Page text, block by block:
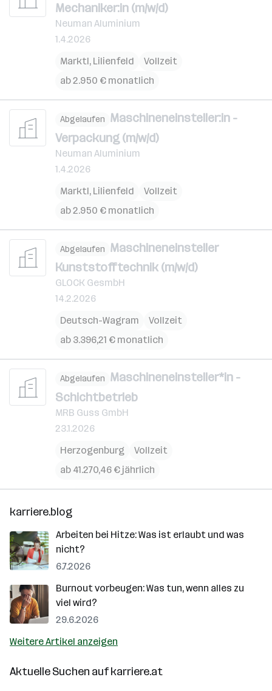
Mechaniker:in (m/w/d)
Neuman Aluminium
1.4.2026
Marktl, Lilienfeld
Vollzeit
ab 2.950 € monatlich
Abgelaufen Maschineneinsteller:in -
Verpackung (m/w/d)
Neuman Aluminium
1.4.2026
Marktl, Lilienfeld
Vollzeit
ab 2.950 € monatlich
Abgelaufen Maschineneinsteller
Kunststofftechnik (m/w/d)
GLOCK GesmbH
14.2.2026
Deutsch-Wagram
Vollzeit
ab 3.396,21 € monatlich
Abgelaufen Maschineneinsteller*in -
Schichtbetrieb
MRB Guss GmbH
23.1.2026
Herzogenburg
Vollzeit
ab 41.270,46 € jährlich
karriere.blog
Arbeiten bei Hitze: Was ist erlaubt und was
nicht?
6.7.2026
Burnout vorbeugen: Was tun, wenn alles zu
viel wird?
29.6.2026
Weitere Artikel anzeigen
Aktuelle Suchen aufkarriere.at